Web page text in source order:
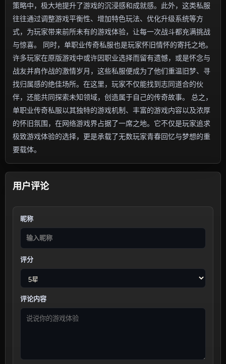
策略中，极大地提升了游戏的沉浸感和成就感。此外，这类私服
往往通过调整游戏平衡性、增加特色玩法、优化升级系统等方
式，为玩家带来前所未有的游戏体验，让每一次战斗都充满挑战
与惊喜。 同时，单职业传奇私服也是玩家怀旧情怀的寄托之地。
许多玩家在原版游戏中或许因职业选择而留有遗憾，或是怀念与
战友并肩作战的激情岁月，这些私服便成为了他们重温旧梦、寻
找归属感的绝佳场所。在这里，玩家不仅能找到志同道合的伙
伴，还能共同探索未知领域，创造属于自己的传奇故事。 总之，
单职业传奇私服以其独特的游戏机制、丰富的游戏内容以及浓厚
的怀旧氛围，在网络游戏界占据了一席之地。它不仅是玩家追求
极致游戏体验的选择，更是承载了无数玩家青春回忆与梦想的重
要载体。
用户评论
昵称
评分
评论内容